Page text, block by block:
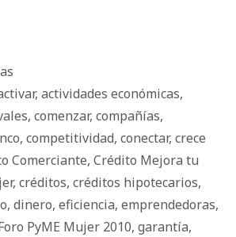
, actividades económicas,
, comenzar, compañías,
, competitividad, conectar, crece
Comerciante, Crédito Mejora tu
, créditos, créditos hipotecarios,
, dinero, eficiencia, emprendedoras,
PyME Mujer 2010, garantía,